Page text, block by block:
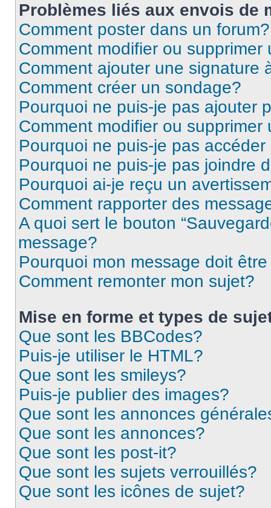
Problèmes liés aux envois de
Comment poster dans un forum?
Comment modifier ou supprimer
Comment ajouter une signature
Comment créer un sondage?
Pourquoi ne puis-je pas ajouter
Comment modifier ou supprimer
Pourquoi ne puis-je pas
Pourquoi ne puis-je pas joindre
Pourquoi ai-je reçu un
Comment rapporter des
A quoi sert le bouton
message?
Pourquoi mon message doit
Comment remonter mon sujet?
Mise en forme et types de
Que sont les BBCodes?
Puis-je utiliser le HTML?
Que sont les smileys?
Puis-je publier des images?
Que sont les annonces
Que sont les annonces?
Que sont les post-it?
Que sont les sujets verrouillés?
Que sont les icônes de sujet?